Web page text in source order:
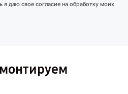
я даю свое согласие на обработку моих